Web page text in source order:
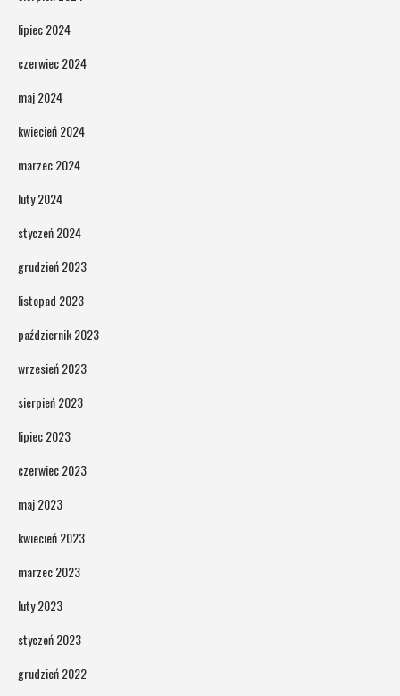
lipiec 2024
czerwiec 2024
maj 2024
kwiecień 2024
marzec 2024
luty 2024
styczeń 2024
grudzień 2023
listopad 2023
październik 2023
wrzesień 2023
sierpień 2023
lipiec 2023
czerwiec 2023
maj 2023
kwiecień 2023
marzec 2023
luty 2023
styczeń 2023
grudzień 2022